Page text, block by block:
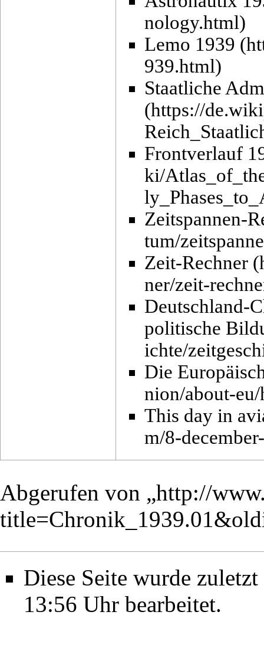
Lemo 1939
Staatliche
Frontverlauf
Zeitspannen-
Zeit-Rechner
Deutschland-
politische
Die
This day in
Abgerufen von „http://
Diese Seite wurde
13:56 Uhr bearbeitet.